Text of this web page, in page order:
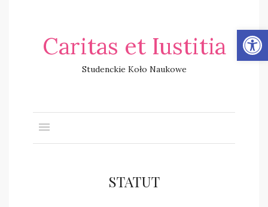
Caritas et Iustitia
Studenckie Koło Naukowe
STATUT